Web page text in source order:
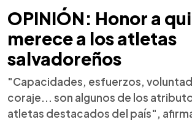
OPINIÓN: Honor a
merece a los atletas
salvadoreños
"Capacidades, esfuerzos,
coraje... son algunos de los
atletas destacados del país",